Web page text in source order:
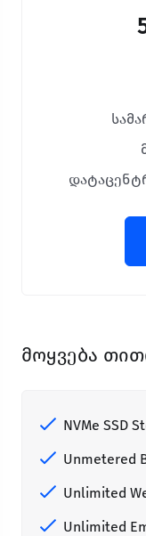
მოყვება
NVMe SSD
Unmetered
Unlimited
Unlimited